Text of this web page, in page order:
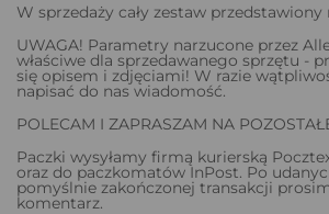
W sprzedaży cały zestaw przedstawiony
UWAGA! Parametry narzucone przez
właściwe dla sprzedawanego sprzętu -
się opisem i zdjęciami! W razie
napisać do nas wiadomość.
POLECAM I ZAPRASZAM NA
Paczki wysyłamy firmą kurierską
oraz do paczkomatów InPost. Po
pomyślnie zakończonej transakcji
komentarz.